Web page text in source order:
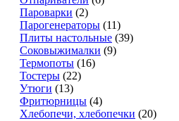
Пароварки (2)
Парогенераторы (11)
Плиты настольные (39)
Соковыжималки (9)
Термопоты (16)
Тостеры (22)
Утюги (13)
Фритюрницы (4)
Хлебопечи, хлебопечки (20)